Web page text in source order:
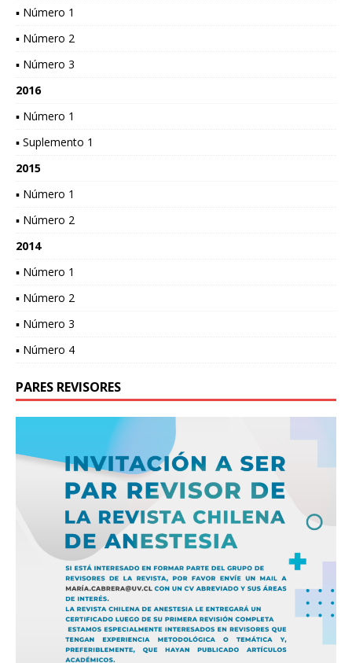
▪ Número 1
▪ Número 2
▪ Número 3
2016
▪ Número 1
▪ Suplemento 1
2015
▪ Número 1
▪ Número 2
2014
▪ Número 1
▪ Número 2
▪ Número 3
▪ Número 4
PARES REVISORES